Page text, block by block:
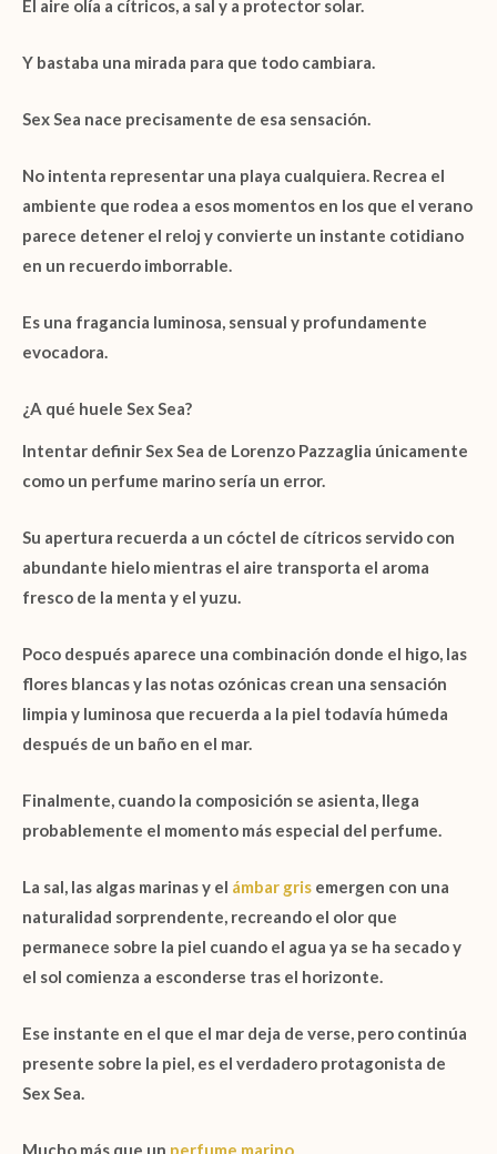
El aire olía a cítricos, a sal y a protector solar.
Y bastaba una mirada para que todo cambiara.
Sex Sea nace precisamente de esa sensación.
No intenta representar una playa cualquiera. Recrea el
ambiente que rodea a esos momentos en los que el verano
parece detener el reloj y convierte un instante cotidiano
en un recuerdo imborrable.
Es una fragancia luminosa, sensual y profundamente
evocadora.
¿A qué huele Sex Sea?
Intentar definirSex Sea de Lorenzo Pazzaglia únicamente
como un perfume marino sería un error.
Su apertura recuerda a un cóctel de cítricos servido con
abundante hielo mientras el aire transporta el aroma
fresco de la menta y el yuzu.
Poco después aparece una combinación donde el higo, las
flores blancas y las notas ozónicas crean una sensación
limpia y luminosa que recuerda a la piel todavía húmeda
después de un baño en el mar.
Finalmente, cuando la composición se asienta, llega
probablemente el momento más especial del perfume.
La sal, las algas marinas y el ámbar gris emergen con una
naturalidad sorprendente, recreando el olor que
permanece sobre la piel cuando el agua ya se ha secado y
el sol comienza a esconderse tras el horizonte.
Ese instante en el que el mar deja de verse, pero continúa
presente sobre la piel, es el verdadero protagonista de
Sex Sea.
Mucho más que un perfume marino